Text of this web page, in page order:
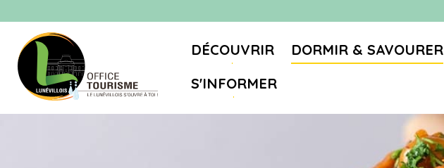
DÉCOUVRIR DORMIR & SAVOURER
S'INFORMER